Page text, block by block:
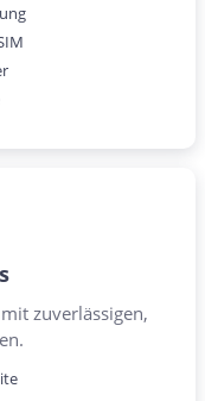
zuverlässigen,